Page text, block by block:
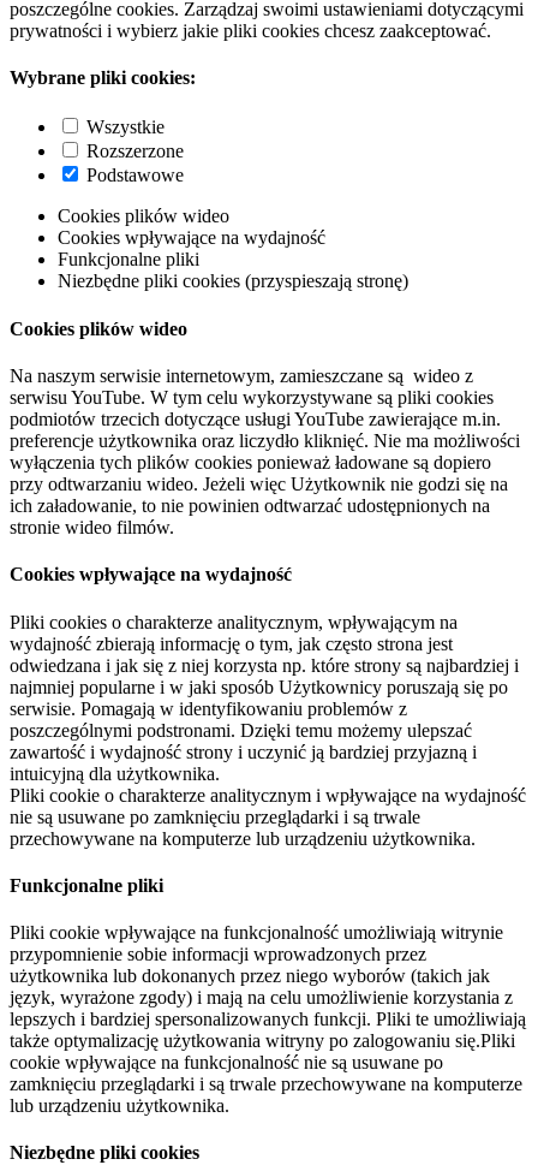
poszczególne cookies. Zarządzaj swoimi ustawieniami dotyczącymi
prywatności i wybierz jakie pliki cookies chcesz zaakceptować.
Wybrane pliki cookies:
Wszystkie
Rozszerzone
Podstawowe
Cookies plików wideo
Cookies wpływające na wydajność
Funkcjonalne pliki
Niezbędne pliki cookies (przyspieszają stronę)
Cookies plików wideo
Na naszym serwisie internetowym, zamieszczane są wideo z
serwisu YouTube. W tym celu wykorzystywane są pliki cookies
podmiotów trzecich dotyczące usługi YouTube zawierające m.in.
preferencje użytkownika oraz liczydło kliknięć. Nie ma możliwości
wyłączenia tych plików cookies ponieważ ładowane są dopiero
przy odtwarzaniu wideo. Jeżeli więc Użytkownik nie godzi się na
ich załadowanie, to nie powinien odtwarzać udostępnionych na
stronie wideo filmów.
Cookies wpływające na wydajność
Pliki cookies o charakterze analitycznym, wpływającym na
wydajność zbierają informację o tym, jak często strona jest
odwiedzana i jak się z niej korzysta np. które strony są najbardziej i
najmniej popularne i w jaki sposób Użytkownicy poruszają się po
serwisie. Pomagają w identyfikowaniu problemów z
poszczególnymi podstronami. Dzięki temu możemy ulepszać
zawartość i wydajność strony i uczynić ją bardziej przyjazną i
intuicyjną dla użytkownika.
Pliki cookie o charakterze analitycznym i wpływające na wydajność
nie są usuwane po zamknięciu przeglądarki i są trwale
przechowywane na komputerze lub urządzeniu użytkownika.
Funkcjonalne pliki
Pliki cookie wpływające na funkcjonalność umożliwiają witrynie
przypomnienie sobie informacji wprowadzonych przez
użytkownika lub dokonanych przez niego wyborów (takich jak
język, wyrażone zgody) i mają na celu umożliwienie korzystania z
lepszych i bardziej spersonalizowanych funkcji. Pliki te umożliwiają
także optymalizację użytkowania witryny po zalogowaniu się.Pliki
cookie wpływające na funkcjonalność nie są usuwane po
zamknięciu przeglądarki i są trwale przechowywane na komputerze
lub urządzeniu użytkownika.
Niezbędne pliki cookies